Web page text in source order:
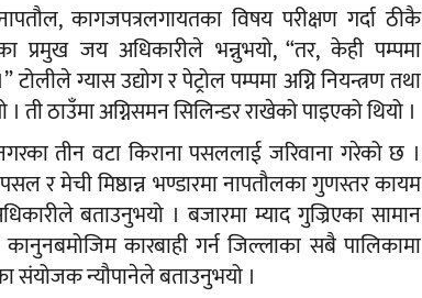
कागजपत्रलगायतका विषय परीक्षण गर्दा ठीकै
प्रमुख जय अधिकारीले भन्नुभयो, “तर, केही पम्पमा
ग्यास उद्योग र पेट्रोल पम्पमा अग्नि नियन्त्रण तथा
ठाउँमा अग्निसमन सिलिन्डर राखेको पाइएको थियो ।
तीन वटा किराना पसललाई जरिवाना गरेको छ ।
र मेची मिष्ठान्न भण्डारमा नापतौलका गुणस्तर कायम
बताउनुभयो । बजारमा म्याद गुज्रिएका सामान
कारबाही गर्न जिल्लाका सबै पालिकामा
संयोजक न्यौपानेले बताउनुभयो ।